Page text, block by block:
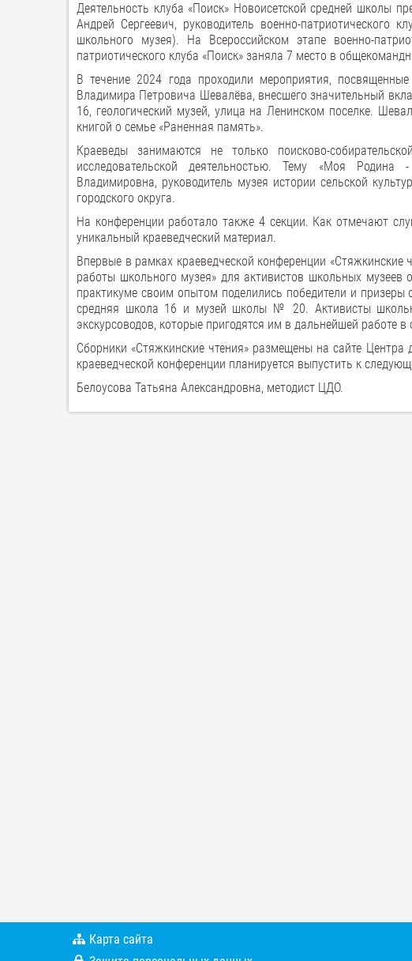
Деятельность клуба «Поиск» Новоисетской средней школы
Андрей Сергеевич, руководитель военно-патриотического
школьного музея). На Всероссийском этапе военно-
патриотического клуба «Поиск» заняла 7 место в
В течение 2024 года проходили мероприятия,
Владимира Петровича Шевалёва, внесшего значительный
16, геологический музей, улица на Ленинском поселке.
книгой о семье «Раненная память».
Краеведы занимаются не только поисково-
исследовательской деятельностью. Тему «Моя Родина
Владимировна, руководитель музея истории сельской
городского округа.
На конференции работало также 4 секции. Как отмечают
уникальный краеведческий материал.
Впервые в рамках краеведческой конференции
работы школьного музея» для активистов школьных
практикуме своим опытом поделились победители и
средняя школа 16 и музей школы № 20. Активисты
экскурсоводов, которые пригодятся им в дальнейшей работе
Сборники «Стяжкинские чтения» размещены на сайте
краеведческой конференции планируется выпустить к
Белоусова Татьяна Александровна, методист ЦДО.
Карта сайта